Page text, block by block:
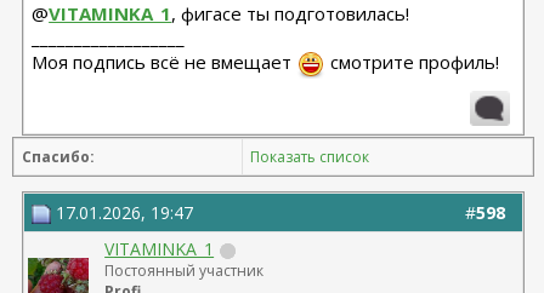
@VITAMINKA_1, фигасе ты подготовилась!
Моя подпись всё не вмещает
смотрите профиль!
Спасибо: Показать список
#598
17.01.2026, 19:47
VITAMINKA_1
Постоянный участник